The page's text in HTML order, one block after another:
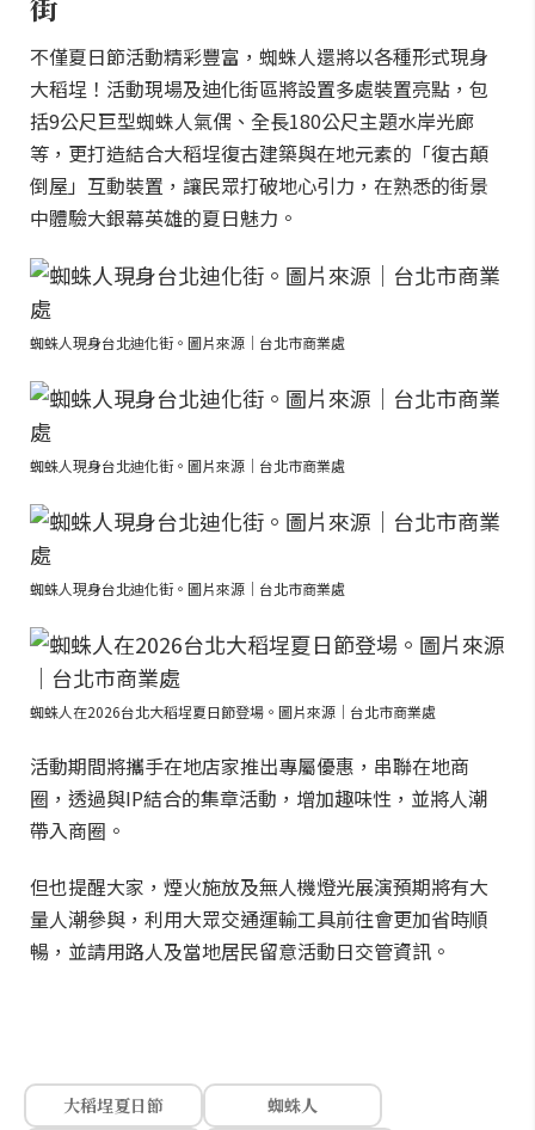
不僅夏日節活動精彩豐富，蜘蛛人還將以各種形式現身
大稻埕！活動現場及迪化街區將設置多處裝置亮點，包
括9公尺巨型蜘蛛人氣偶、全長180公尺主題水岸光廊
等，更打造結合大稻埕復古建築與在地元素的「復古顛
倒屋」互動裝置，讓民眾打破地心引力，在熟悉的街景
中體驗大銀幕英雄的夏日魅力。
蜘蛛人現身台北迪化街。圖片來源｜台北市商業處
蜘蛛人現身台北迪化街。圖片來源｜台北市商業處
蜘蛛人現身台北迪化街。圖片來源｜台北市商業處
蜘蛛人在2026台北大稻埕夏日節登場。圖片來源｜台北市商業處
活動期間將攜手在地店家推出專屬優惠，串聯在地商
圈，透過與IP結合的集章活動，增加趣味性，並將人潮
帶入商圈。
但也提醒大家，煙火施放及無人機燈光展演預期將有大
量人潮參與，利用大眾交通運輸工具前往會更加省時順
暢，並請用路人及當地居民留意活動日交管資訊。
大稻埕夏日節
蜘蛛人